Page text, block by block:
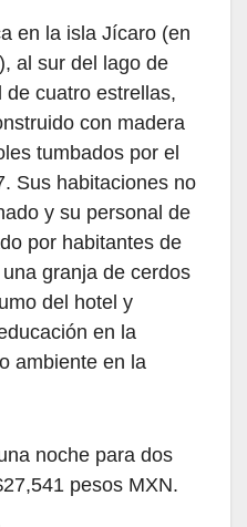
en la isla Jícaro (en
al sur del lago de
de cuatro estrellas,
con madera
tumbados por el
Sus habitaciones no
y su personal de
por habitantes de
granja de cerdos
del hotel y
en la
ambiente en la
noche para dos
pesos MXN.